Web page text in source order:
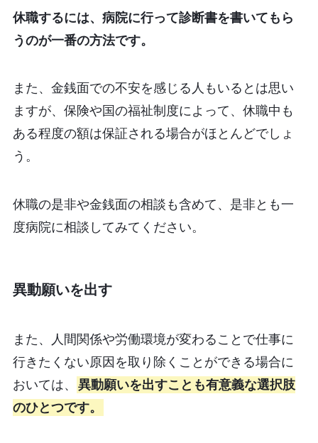
休職するには、病院に行って診断書を書いてもら
うのが一番の方法です。
また、金銭面での不安を感じる人もいるとは思い
ますが、保険や国の福祉制度によって、休職中も
ある程度の額は保証される場合がほとんどでしょ
う。
休職の是非や金銭面の相談も含めて、是非とも一
度病院に相談してみてください。
異動願いを出す
また、人間関係や労働環境が変わることで仕事に
行きたくない原因を取り除くことができる場合に
おいては、
異動願いを出すことも有意義な選択肢
のひとつです。